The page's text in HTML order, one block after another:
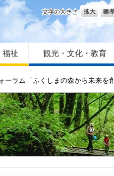
文字の大き
福祉 観光・文化・教育
ーラム「ふくしまの森から未来を